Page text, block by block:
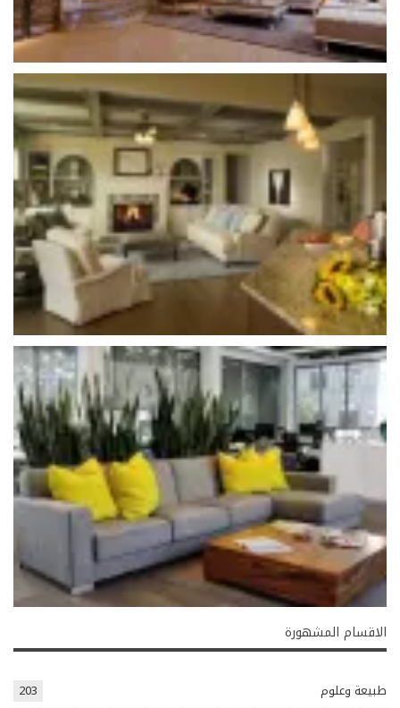
الاقسام المشهورة
طبيعة وعلوم
203